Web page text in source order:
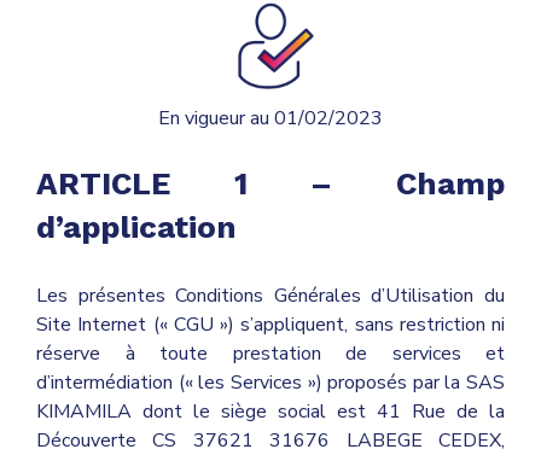
En vigueur au 01/02/2023
ARTICLE 1 – Champ
d’application
Les présentesConditions Générales d’Utilisation du
Site Internet (« CGU ») s’appliquent, sans restriction ni
réserve à toute prestation de services et
d’intermédiation (« les Services ») proposés par la SAS
KIMAMILA dont le siège social est 41 Rue de la
Découverte CS 37621 31676 LABEGE CEDEX,